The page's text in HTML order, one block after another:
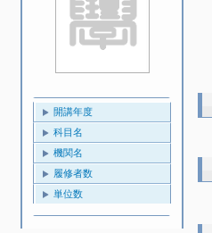
開講年度
科目名
機関名
履修者数
単位数